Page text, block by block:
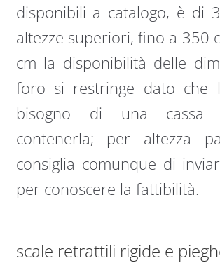
disponibili a catalogo, è di
altezze superiori, fino a 350
cm la disponibilità delle
foro si restringe dato che
bisogno di una cassa
contenerla; per altezza
consiglia comunque di
per conoscere la fattibilità.
scale retrattili rigide e